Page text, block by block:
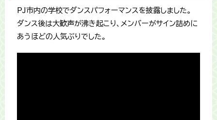
PJ市内の学校でダンスパフォーマンスを披露しました。
ダンス後は大歓声が沸き起こり、メンバーがサイン詰めに
あうほどの人気ぶりでした。